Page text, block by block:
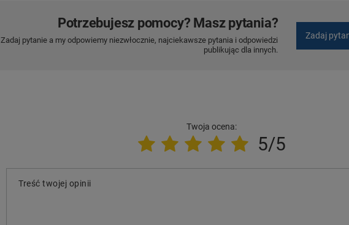
Potrzebujesz pomocy? Masz pytania?
Zadaj pytanie a my odpowiemy niezwłocznie, najciekawsze pytania i odpowiedzi
publikując dla innych.
Zadaj
Twoja ocena:
5/5
Treść twojej opinii